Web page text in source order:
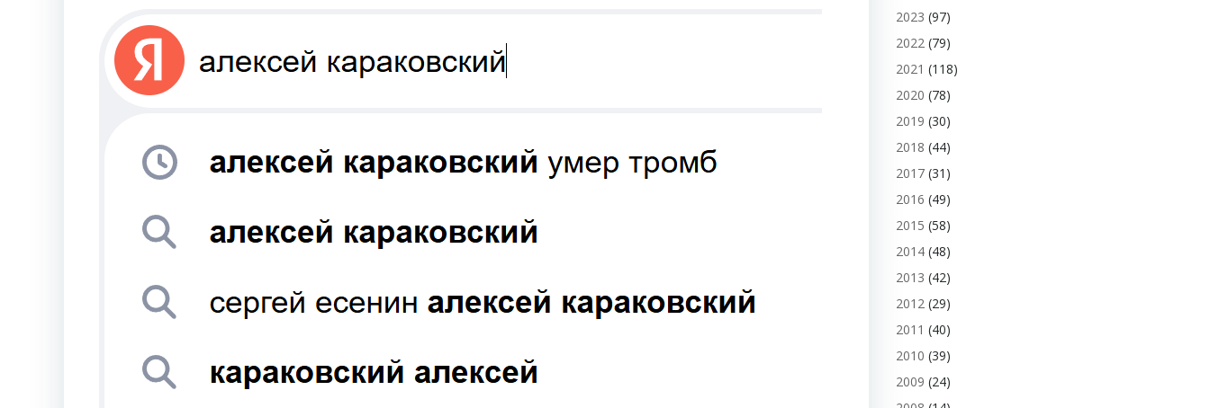
2023 (97)
2022 (79)
2021 (118)
2020 (78)
2019 (30)
2018 (44)
2017 (31)
2016 (49)
2015 (58)
2014 (48)
2013 (42)
2012 (29)
2011 (40)
2010 (39)
2009 (24)